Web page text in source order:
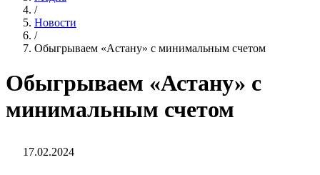
/
Новости
/
Обыгрываем «Астану» с минимальным счетом
Обыгрываем «Астану» с
минимальным счетом
17.02.2024